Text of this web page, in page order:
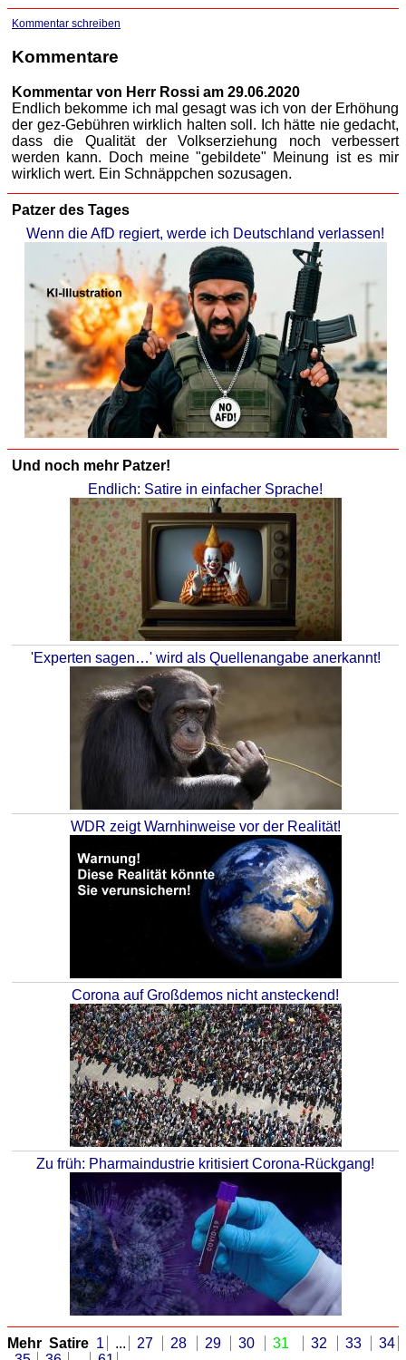
Kommentar schreiben
Kommentare
Kommentar von Herr Rossi am 29.06.2020
Endlich bekomme ich mal gesagt was ich von der Erhöhung
der gez-Gebühren wirklich halten soll. Ich hätte nie gedacht,
dass die Qualität der Volkserziehung noch verbessert
werden kann. Doch meine "gebildete" Meinung ist es mir
wirklich wert. Ein Schnäppchen sozusagen.
Patzer des Tages
Wenn die AfD regiert, werde ich Deutschland verlassen!
Und noch mehr Patzer!
Endlich: Satire in einfacher Sprache!
'Experten sagen…' wird als Quellenangabe anerkannt!
WDR zeigt Warnhinweise vor der Realität!
Corona auf Großdemos nicht ansteckend!
Zu früh: Pharmaindustrie kritisiert Corona-Rückgang!
Mehr Satire 1 ... 27 28 29 30 31 32 33
34